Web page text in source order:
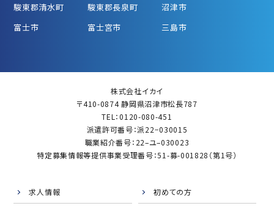
駿東郡清水町
駿東郡長泉町
沼津市
富士市
富士宮市 三島市
株式会社イカイ
〒410-0874 静岡県沼津市松長787
TEL：0120-080-451
派遣許可番号：派22−030015
職業紹介番号：22–ユ–030023
特定募集情報等提供事業受理番号：51-募-001828（第1号）
求人情報 初めての方